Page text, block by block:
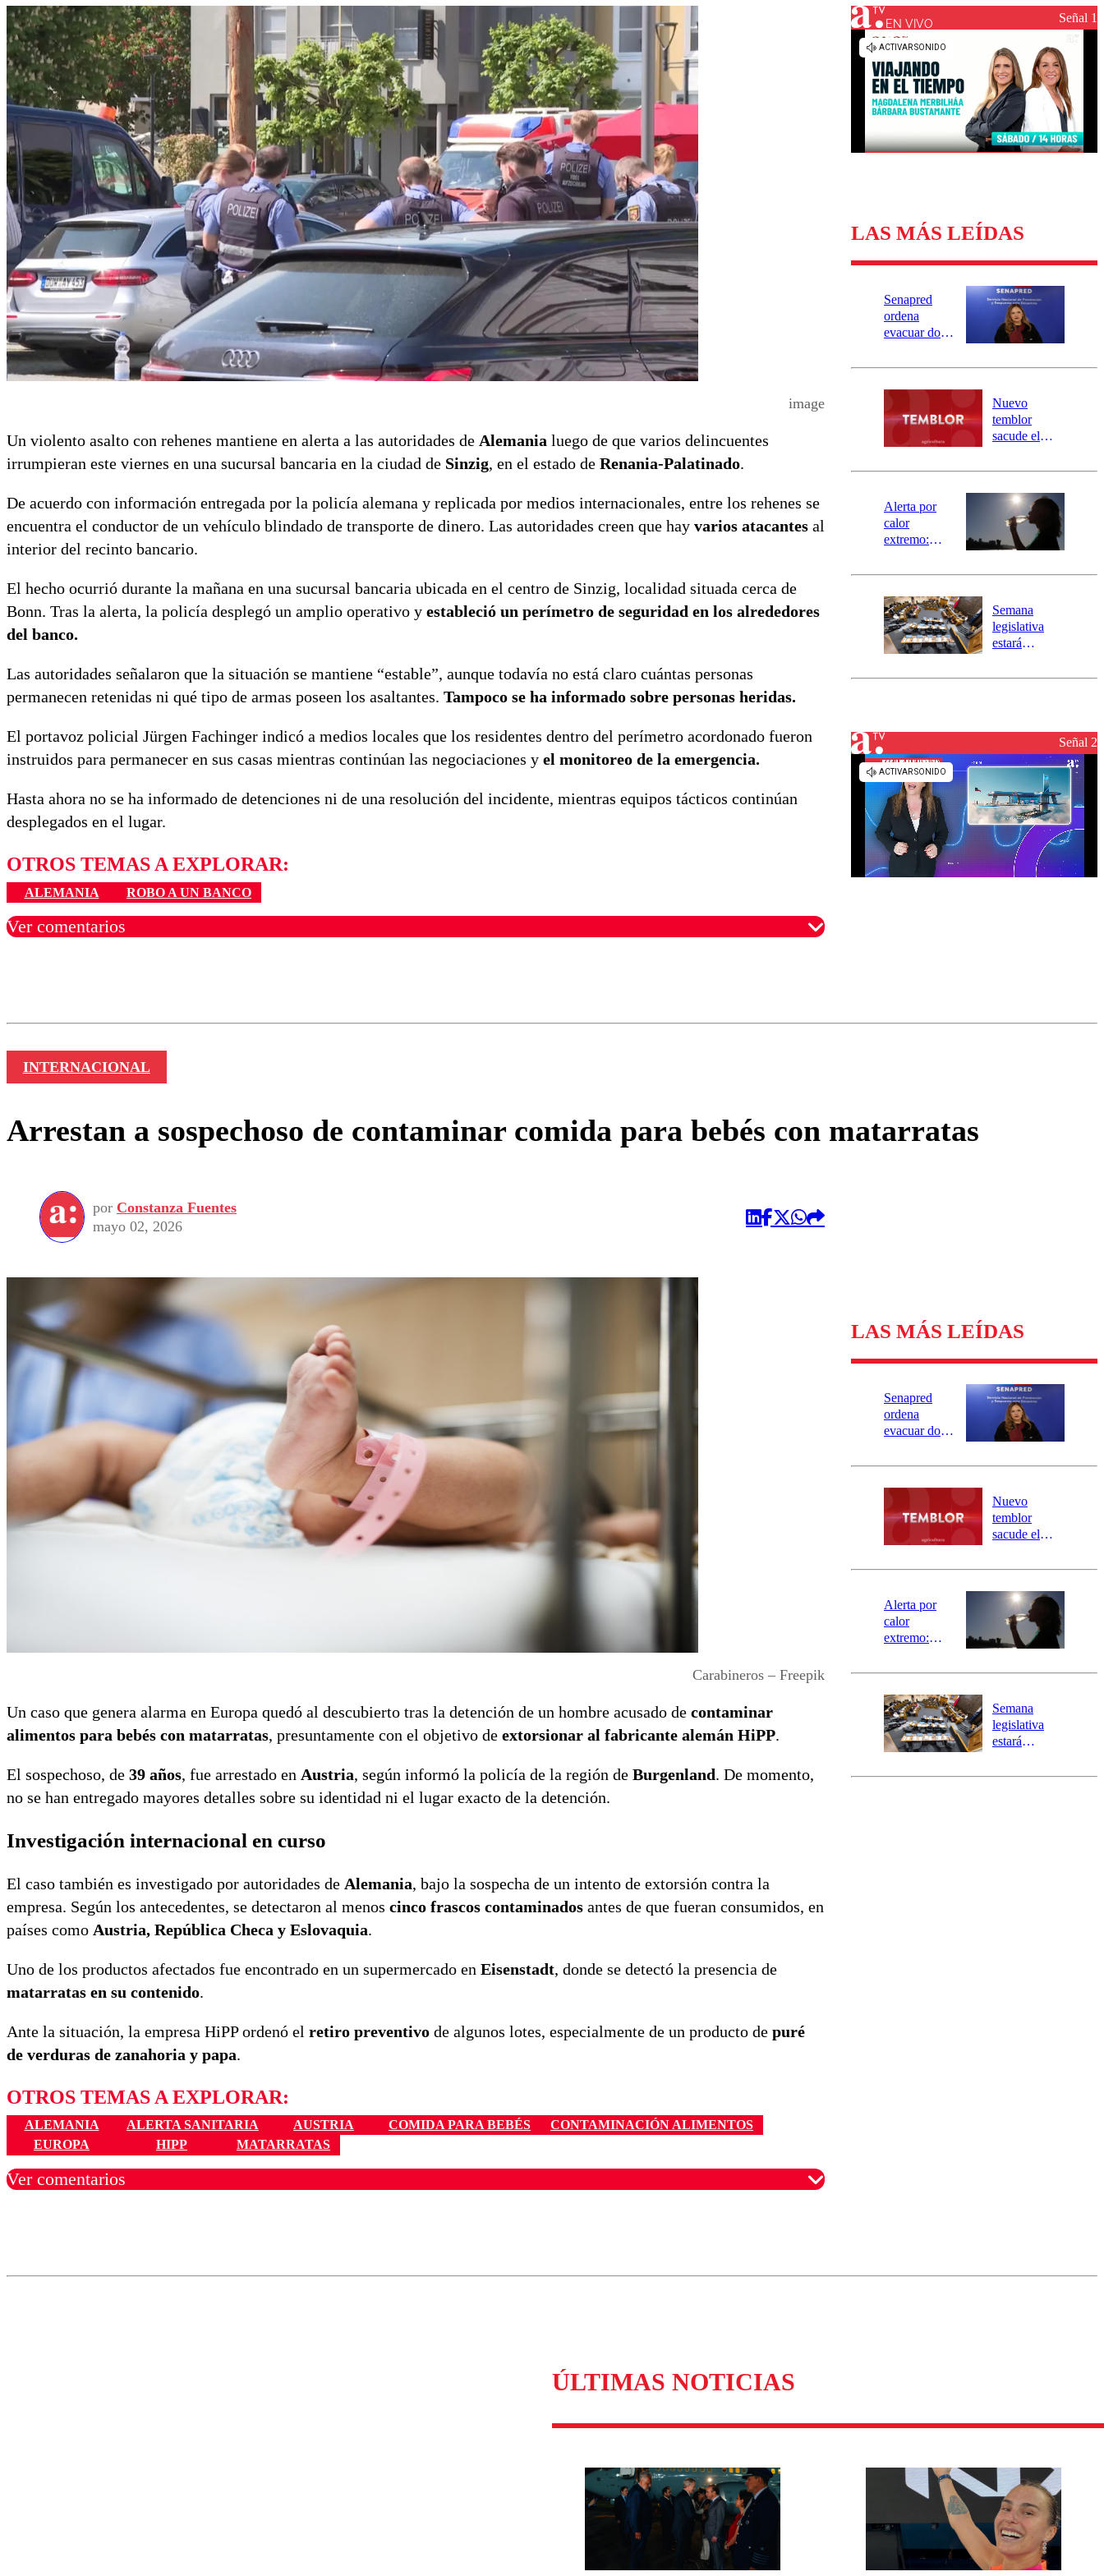
Universidad de Chile
Sustentabilidad
image
Un violento asalto con rehenes mantiene en alerta a las autoridades de Alemania luego de que varios delincuentes
irrumpieran este viernes en una sucursal bancaria en la ciudad de Sinzig, en el estado de Renania-Palatinado.
De acuerdo con información entregada por la policía alemana y replicada por medios internacionales, entre los rehenes se
encuentra el conductor de un vehículo blindado de transporte de dinero. Las autoridades creen que hay varios atacantes al
interior del recinto bancario.
El hecho ocurrió durante la mañana en una sucursal bancaria ubicada en el centro de Sinzig, localidad situada cerca de
Bonn. Tras la alerta, la policía desplegó un amplio operativo y estableció un perímetro de seguridad en los alrededores
del banco.
Las autoridades señalaron que la situación se mantiene “estable”, aunque todavía no está claro cuántas personas
permanecen retenidas ni qué tipo de armas poseen los asaltantes. Tampoco se ha informado sobre personas heridas.
El portavoz policial Jürgen Fachinger indicó a medios locales que los residentes dentro del perímetro acordonado fueron
instruidos para permanecer en sus casas mientras continúan las negociaciones y el monitoreo de la emergencia.
Hasta ahora no se ha informado de detenciones ni de una resolución del incidente, mientras equipos tácticos continúan
desplegados en el lugar.
OTROS TEMAS A EXPLORAR:
ALEMANIA ROBO A UN BANCO
Ver comentarios
EN VIVO Señal 1
LAS MÁS LEÍDAS
Senapred
ordena
evacuar dos
Carahue por
río Damas:
activa
mensajería
SAE
Nuevo
temblor
sacude el
revisa la
epicentro
Alerta por
calor
extremo:
activa Alerta
Preventiva en
tres comunas
Semana
legislativa
estará
el fin de la
reconstrucciónSeñal 2
INTERNACIONAL
Arrestan a sospechoso de contaminar comida para bebés con matarratas
por Constanza Fuentes
mayo 02, 2026
Carabineros – Freepik
Un caso que genera alarma en Europa quedó al descubierto tras la detención de un hombre acusado de contaminar
alimentos para bebés con matarratas, presuntamente con el objetivo de extorsionar al fabricante alemán HiPP.
El sospechoso, de 39 años, fue arrestado en Austria, según informó la policía de la región de Burgenland. De momento,
no se han entregado mayores detalles sobre su identidad ni el lugar exacto de la detención.
Investigación internacional en curso
El caso también es investigado por autoridades de Alemania, bajo la sospecha de un intento de extorsión contra la
empresa. Según los antecedentes, se detectaron al menos cinco frascos contaminados antes de que fueran consumidos, en
países como Austria, República Checa y Eslovaquia.
Uno de los productos afectados fue encontrado en un supermercado en Eisenstadt, donde se detectó la presencia de
matarratas en su contenido.
Ante la situación, la empresa HiPP ordenó el retiro preventivo de algunos lotes, especialmente de un producto de puré
de verduras de zanahoria y papa.
OTROS TEMAS A EXPLORAR:
ALEMANIA ALERTA SANITARIA AUSTRIA COMIDA PARA BEBÉS
CONTAMINACIÓN ALIMENTOS
EUROPA
HIPP MATARRATAS
Ver comentarios
LAS MÁS LEÍDAS
Senapred
ordena
evacuar dos
Carahue por
río Damas:
activa
mensajería
SAE
Nuevo
temblor
sacude el
revisa la
epicentro
Alerta por
calor
extremo:
activa Alerta
Preventiva en
tres comunas
Semana
legislativa
estará
el fin de la
ÚLTIMAS NOTICIAS